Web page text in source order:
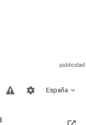
España